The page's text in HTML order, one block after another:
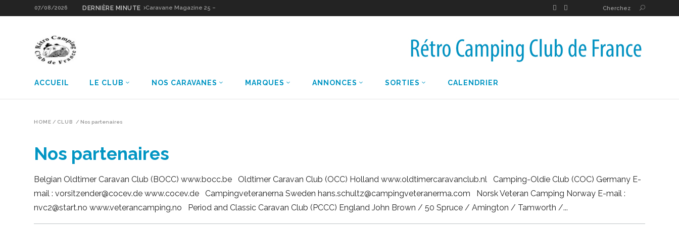
07/08/2026 DERNIÈRE MINUTE Caravane Magazine 25 – Cherchez
ACCUEIL LE CLUB NOS CARAVANES MARQUES ANNONCES SORTIES CALENDRIER
HOME / CLUB / Nos partenaires
Nos partenaires
Belgian Oldtimer Caravan Club (BOCC) www.bocc.be Oldtimer Caravan Club (OCC) Holland www.oldtimercaravanclub.nl Camping-Oldie Club (COC) Germany E-
mail : vorsitzender@cocev.de www.cocev.de Campingveteranerna Sweden hans.schultz@campingveteranerma.com Norsk Veteran Camping Norway E-mail :
nvc2@start.no www.veterancamping.no Period and Classic Caravan Club (PCCC) England John Brown / 50 Spruce / Amington / Tamworth /